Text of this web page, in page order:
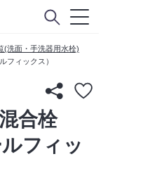
(洗面・手洗器用水栓)
フィックス）
合栓
フィッ